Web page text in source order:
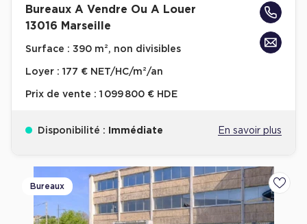
Plateaux opérés
Plateaux opérés à Paris
Plateaux opérés à Lyon
Plateaux opérés à Neuilly-sur-Seine
Collections Flex / Coworking
Bureaux privés avec terrasse
Bureaux A Vendre Ou A Louer
13016 Marseille
Surface : 390 m², non divisibles
Loyer : 177 € NET/HC/m²/an
Prix de vente : 1 099 800 € HDE
Disponibilité : Immédiate En savoir plus
Bureaux